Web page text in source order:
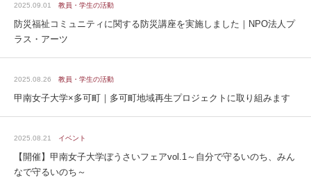
2025.09.01 教員・学生の活動
防災福祉コミュニティに関する防災講座を実施しました｜NPO法人プ
ラス・アーツ
2025.08.26 教員・学生の活動
甲南女子大学×多可町｜多可町地域再生プロジェクトに取り組みます
2025.08.21 イベント
【開催】甲南女子大学ぼうさいフェアvol.1～自分で守るいのち、みん
なで守るいのち～